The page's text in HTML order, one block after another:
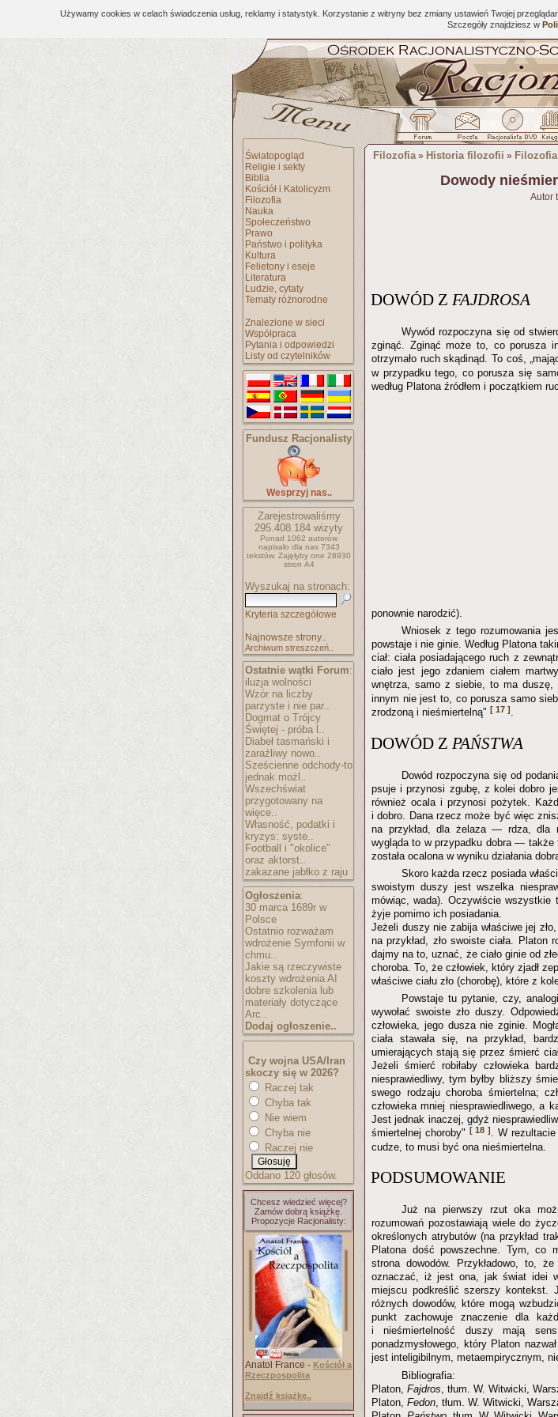
Używamy cookies w celach świadczenia usług, reklamy i statystyk. Korzystanie z witryny bez zmiany ustawień Twojej
Szczegóły znajdziesz w
Światopogląd
Religie i sekty
Biblia
Kościół i Katolicyzm
Filozofia
Nauka
Społeczeństwo
Prawo
Państwo i polityka
Kultura
Felietony i eseje
Literatura
Ludzie, cytaty
Tematy różnorodne
Znalezione w sieci
Współpraca
Pytania i odpowiedzi
Listy od czytelników
Fundusz Racjonalisty
Wesprzyj nas..
Zarejestrowaliśmy
295.408.184 wizyty
Ponad 1062 autorów
napisało dla nas 7343
tekstów. Zajęłyby one 28930
stron A4
Wyszukaj na stronach:
Kryteria szczegółowe
Najnowsze strony..
Archiwum streszczeń..
Ostatnie wątki Forum:
iluzja wolności
Wzór na liczby
parzyste i nie par..
Dogmat o Trójcy
Świętej - próba l..
Diabeł tasmański i
zaraźliwy nowo..
Sześcienne odchody-to
jednak możl..
Wszechświat
przygotowany na
więce..
Własność, podatki i
kryzys: syste..
Football i "okolice"
oraz aktorst..
zakazane jabłko z raju
Ogłoszenia:
30 marca 1689r w
Polsce
Ostatnio rozważam
wdrożenie Symfonii w
chmu..
Jakie są rzeczywiste
koszty wdrożenia AI
dobre szkolenia lub
materiały dotyczące
Arc..
Dodaj ogłoszenie..
Czy wojna USA/Iran
skoczy się w 2026?
Raczej tak
Chyba tak
Nie wiem
Chyba nie
Raczej nie
Oddano 120 głosów.
Chcesz wiedzieć więcej?
Zamów dobrą książkę.
Propozycje Racjonalisty:
Anatol France - Kościół a
Rzeczpospolita
Znajdź książkę..
Filozofia» Historia filozofii »
Dowody
Autor
DOWÓD Z FAJDROSA
Wywód rozpoczyna się od
zginąć. Zginąć może to, co porusza
otrzymało ruch skądinąd. To coś,
w przypadku tego, co porusza się
według Platona źródłem i początkiem
ponownie narodzić).
Wniosek z tego rozumowania
powstaje i nie ginie. Według Platona
ciał: ciała posiadającego ruch z
ciało jest jego zdaniem ciałem
wnętrza, samo z siebie, to ma
innym nie jest to, co porusza samo
zrodzoną i nieśmiertelną" [ 17 ]
DOWÓD Z PAŃSTWA
Dowód rozpoczyna się od
psuje i przynosi zgubę, z kolei dobro
również ocala i przynosi pożytek.
i dobro. Dana rzecz może być więc
na przykład, dla żelaza — rdza, dla
wygląda to w przypadku dobra — także
została ocalona w wyniku działania
Skoro każda rzecz posiada
swoistym duszy jest wszelka
mówiąc, wada). Oczywiście
żyje pomimo ich posiadania.
Jeżeli duszy nie zabija właściwe jej
na przykład, zło swoiste ciała. Platon
dajmy na to, uznać, że ciało ginie od
choroba. To, że człowiek, który zjadł
właściwe ciału zło (chorobę), które z
Powstaje tu pytanie, czy,
wywołać swoiste zło duszy.
człowieka, jego dusza nie zginie.
ciała stawała się, na przykład,
umierających stają się przez śmierć
Jeżeli śmierć robiłaby człowieka
niesprawiedliwy, tym byłby bliższy
swego rodzaju choroba śmiertelna;
człowieka mniej niesprawiedliwego, a
Jest jednak inaczej, gdyż
śmiertelnej choroby" [ 18 ]
. W
cudze, to musi być ona nieśmiertelna.
PODSUMOWANIE
Już na pierwszy rzut oka
rozumowań pozostawiają wiele do
określonych atrybutów (na przykład
Platona dość powszechne. Tym, co
strona dowodów. Przykładowo, to,
oznaczać, iż jest ona, jak świat idei
miejscu podkreślić szerszy kontekst.
różnych dowodów, które mogą
punkt zachowuje znaczenie dla
i nieśmiertelność duszy mają
ponadzmysłowego, który Platon
jest inteligibilnym, metaempirycznym,
Bibliografia:
Platon, Fajdros , tłum. W. Witwicki,
Platon, Fedon , tłum. W. Witwicki,